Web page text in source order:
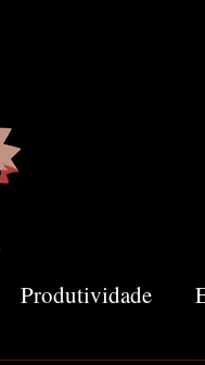
Produtividade